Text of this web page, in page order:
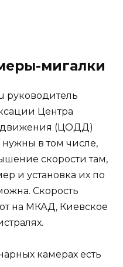
мигалки
руководитель
Центра
движения (ЦОДД)
нужны в том числе,
скорости там,
и установка их по
Скорость
на МКАД, Киевское
камерах есть